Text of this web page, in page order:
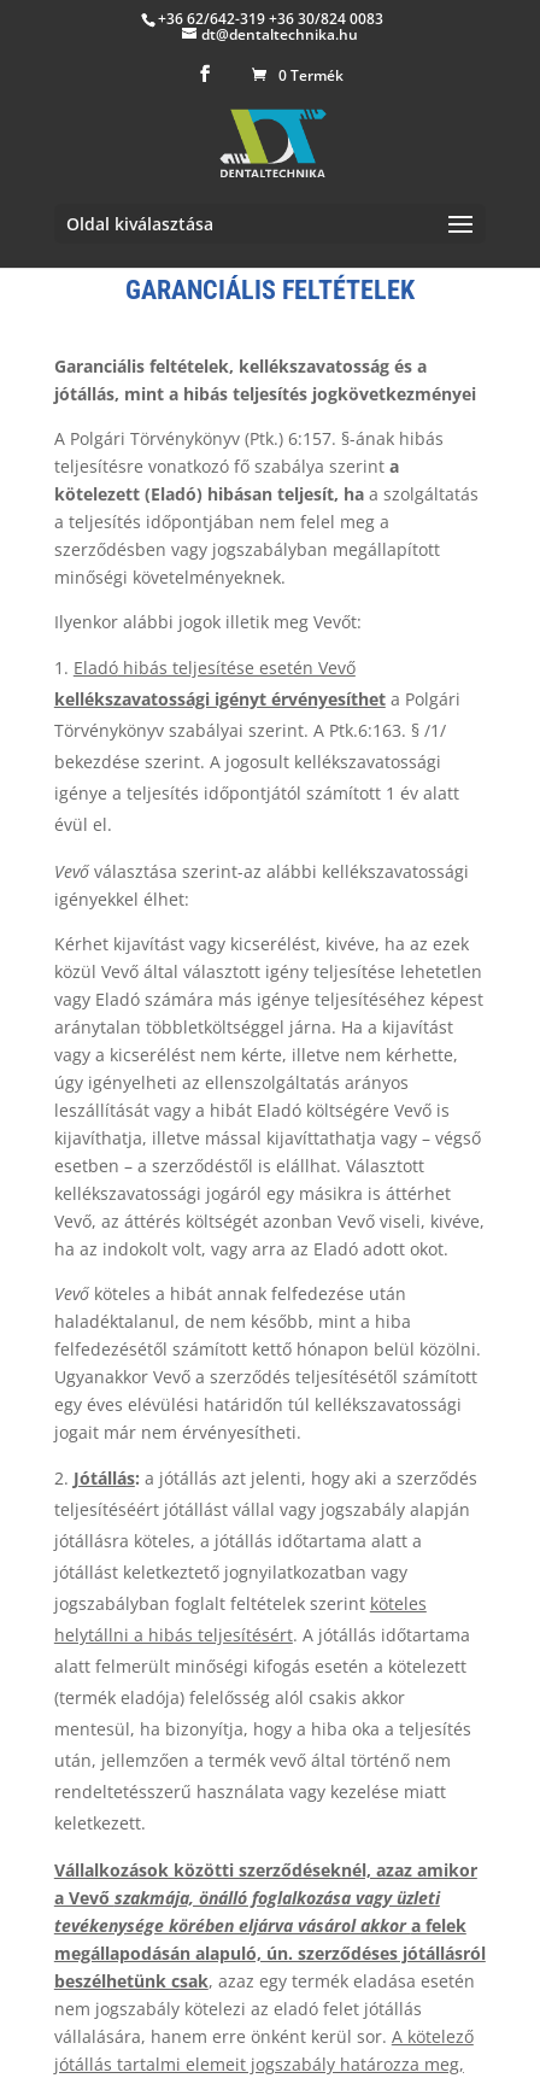
+36 62/642-319 +36 30/824 0083
dt@dentaltechnika.hu
0 Termék
Oldal kiválasztása
GARANCIÁLIS FELTÉTELEK
Garanciális feltételek, kellékszavatosság és a
jótállás, mint a hibás teljesítés jogkövetkezményei
A Polgári Törvénykönyv (Ptk.) 6:157. §-ának hibás
teljesítésre vonatkozó fő szabálya szerint a
kötelezett (Eladó) hibásan teljesít, haa szolgáltatás
a teljesítés időpontjában nem felel meg a
szerződésben vagy jogszabályban megállapított
minőségi követelményeknek.
Ilyenkor alábbi jogok illetik meg Vevőt:
Eladóhibás teljesítése esetén Vevő
kellékszavatossági igényt érvényesítheta Polgári
Törvénykönyv szabályai szerint. A Ptk.6:163. § /1/
bekezdése szerint. A jogosult kellékszavatossági
igénye a teljesítés időpontjától számított 1 év alatt
évül el.
Vevőválasztása szerint-az alábbi kellékszavatossági
igényekkel élhet:
Kérhet kijavítást vagy kicserélést, kivéve, ha az ezek
közül Vevő által választott igény teljesítése lehetetlen
vagy Eladó számára más igénye teljesítéséhez képest
aránytalan többletköltséggel járna. Ha a kijavítást
vagy a kicserélést nem kérte, illetve nem kérhette,
úgy igényelheti az ellenszolgáltatás arányos
leszállítását vagy a hibát Eladó költségére Vevő is
kijavíthatja, illetve mással kijavíttathatja vagy – végső
esetben – a szerződéstől is elállhat. Választott
kellékszavatossági jogáról egy másikra is áttérhet
Vevő, az áttérés költségét azonban Vevő viseli, kivéve,
ha az indokolt volt, vagy arra az Eladó adott okot.
Vevőköteles a hibát annak felfedezése után
haladéktalanul, de nem később, mint a hiba
felfedezésétől számított kettő hónapon belül közölni.
Ugyanakkor Vevő a szerződés teljesítésétől számított
egy éves elévülési határidőn túl kellékszavatossági
jogait már nem érvényesítheti.
Jótállás: a jótállás azt jelenti, hogy aki a szerződés
teljesítéséért jótállást vállal vagy jogszabály alapján
jótállásra köteles, a jótállás időtartama alatt a
jótállást keletkeztető jognyilatkozatban vagy
jogszabályban foglalt feltételek szerint köteles
helytállni a hibás teljesítésért. A jótállás időtartama
alatt felmerült minőségi kifogás esetén a kötelezett
(termék eladója) felelősség alól csakis akkor
mentesül, ha bizonyítja, hogy a hiba oka a teljesítés
után, jellemzően a termék vevő által történő nem
rendeltetésszerű használata vagy kezelése miatt
keletkezett.
Vállalkozások közötti szerződéseknél, azaz amikor
a Vevő szakmája, önálló foglalkozása vagy üzleti
tevékenysége körében eljárva vásárol akkora felek
megállapodásán alapuló, ún. szerződéses jótállásról
beszélhetünk csak, azaz egy termék eladása esetén
nem jogszabály kötelezi az eladó felet jótállás
vállalására, hanem erre önként kerül sor. A kötelező
jótállás tartalmi elemeit jogszabály határozza meg,